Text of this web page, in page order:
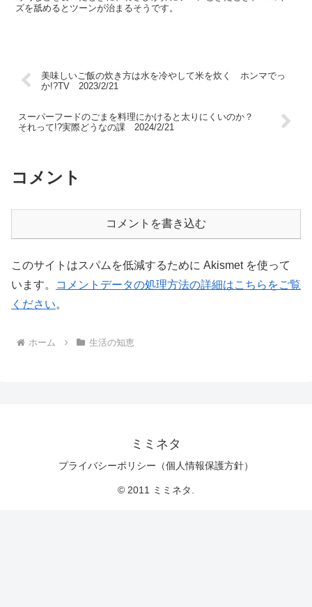
ズを舐めるとツーンが治まるそうです。
美味しいご飯の炊き方は水を冷やして米を炊く ホンマでっ
か!?TV 2023/2/21
スーパーフードのごまを料理にかけると太りにくいのか？
それって!?実際どうなの課 2024/2/21
コメント
コメントを書き込む
このサイトはスパムを低減するために Akismet を使って
います。
コメントデータの処理方法の詳細はこちらをご覧
ください。
ホーム 生活の知恵
ミミネタ
プライバシーポリシー（個人情報保護方針）
© 2011 ミミネタ.